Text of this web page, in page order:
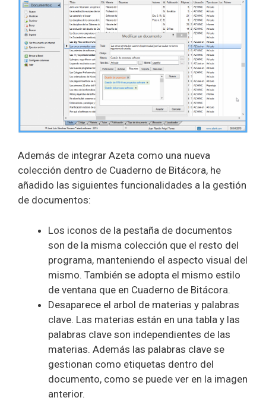
Además de integrar Azeta como una nueva
colección dentro de Cuaderno de Bitácora, he
añadido las siguientes funcionalidades a la gestión
de documentos:
Los iconos de la pestaña de documentos
son de la misma colección que el resto del
programa, manteniendo el aspecto visual del
mismo. También se adopta el mismo estilo
de ventana que en Cuaderno de Bitácora.
Desaparece el arbol de materias y palabras
clave. Las materias están en una tabla y las
palabras clave son independientes de las
materias. Además las palabras clave se
gestionan como etiquetas dentro del
documento, como se puede ver en la imagen
anterior.